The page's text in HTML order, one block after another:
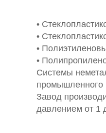
•
•
•
•
Системы
промышленного
Завод
давлением от 1